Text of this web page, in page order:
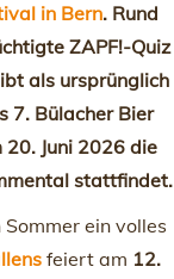
in Bern. Rund
ZAPF!-Quiz
als ursprünglich
7. Bülacher Bier
20. Juni 2026 die
stattfindet.
ein volles
feiert am 12.